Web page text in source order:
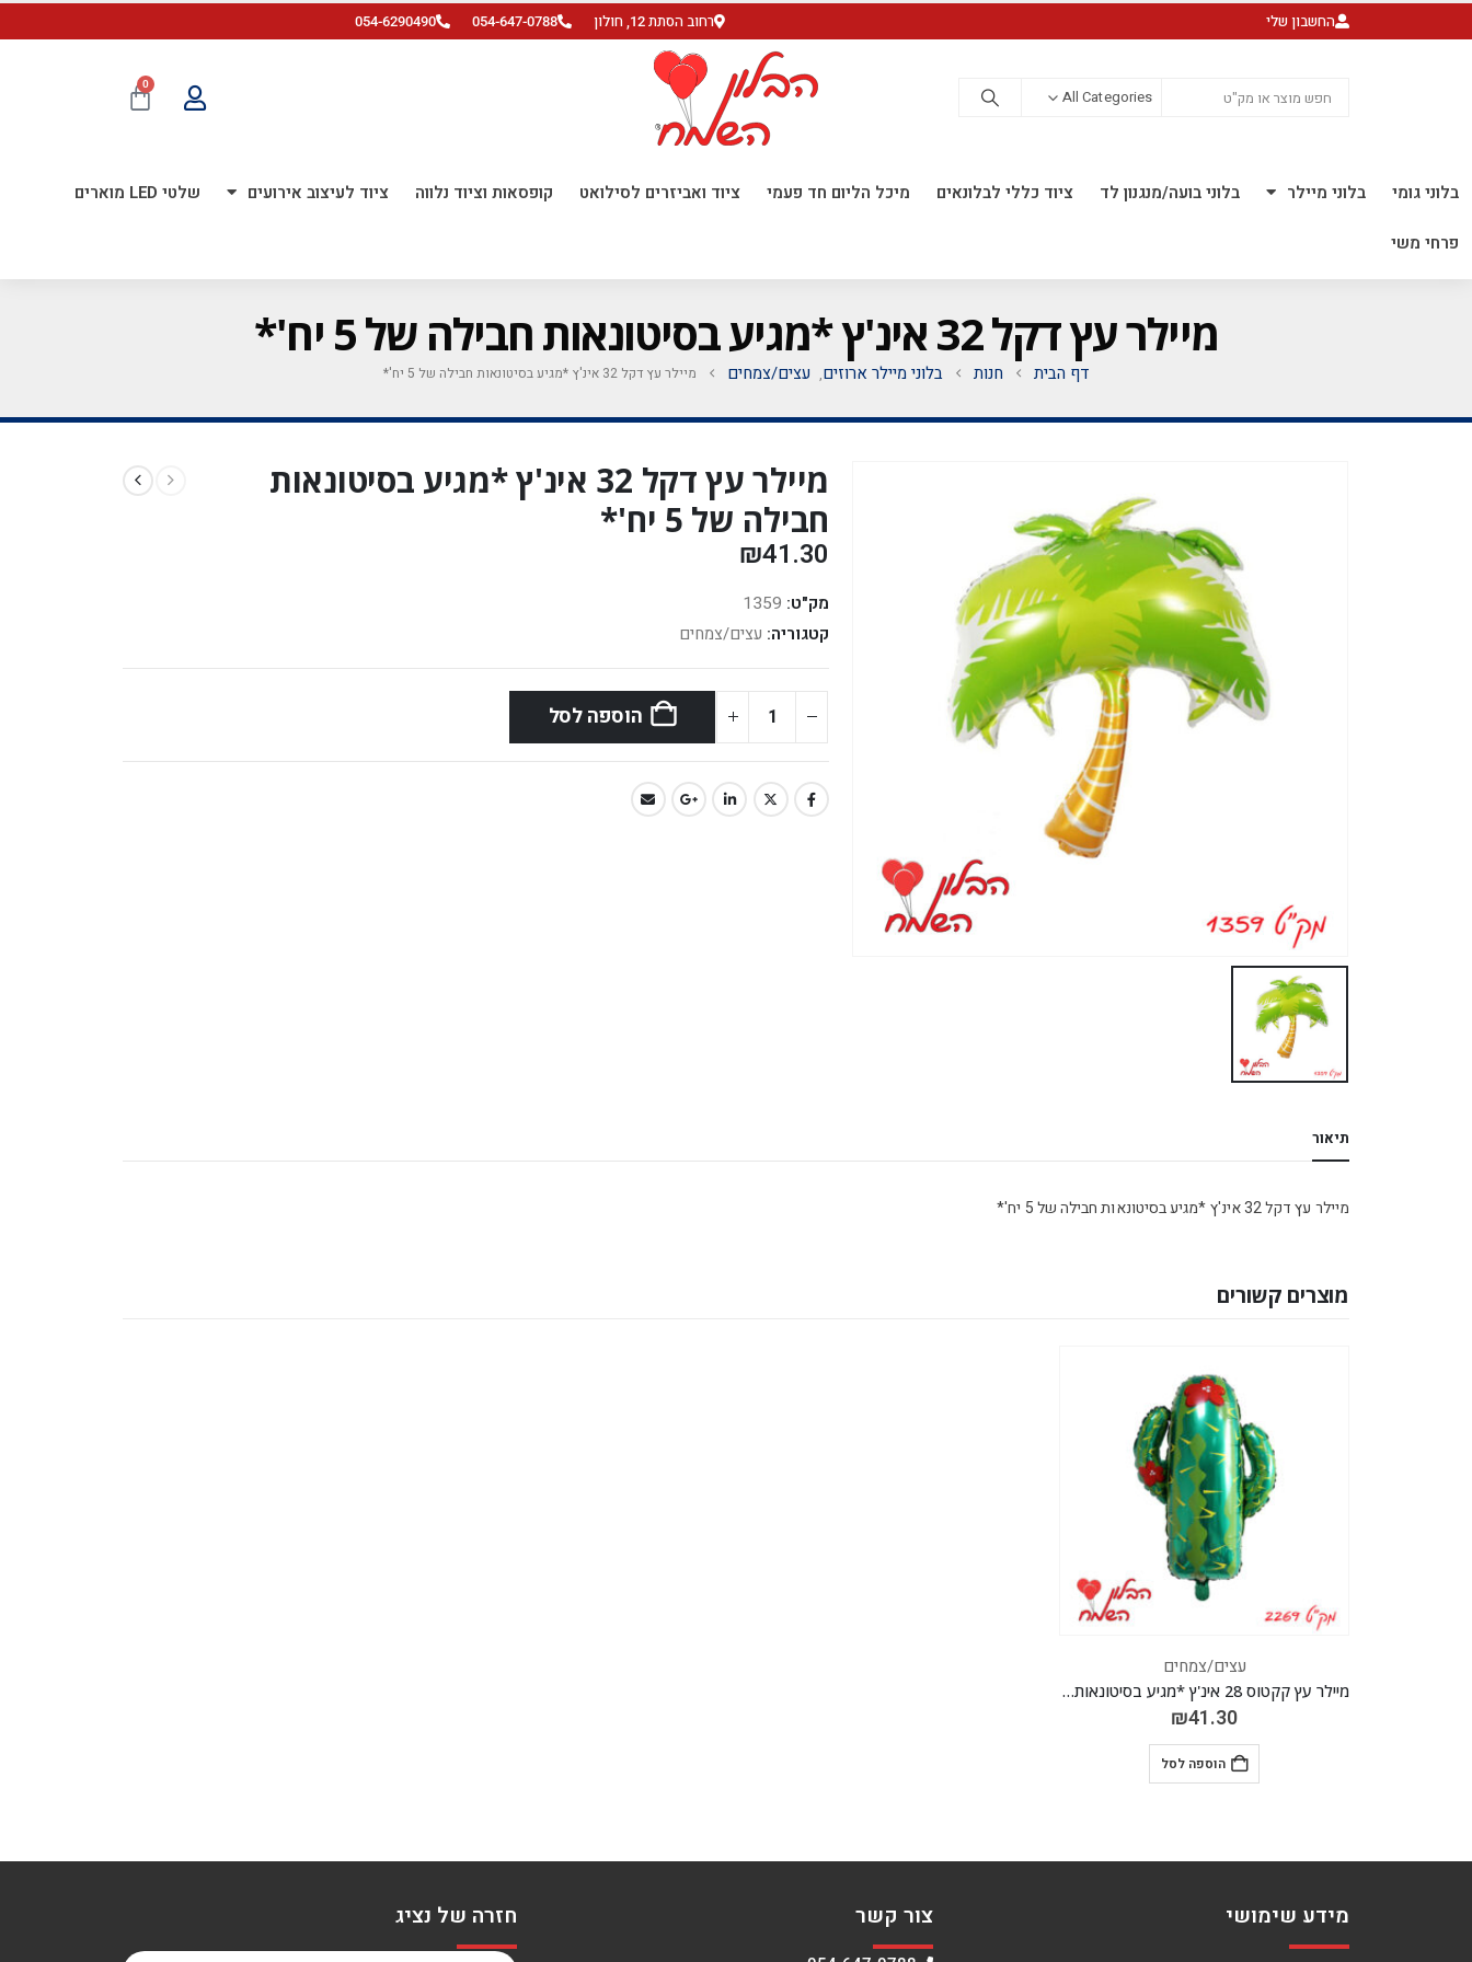
החשבון שלי רחוב הסתת 12, חולון 054-647-0788
054-6290490
All Categories
0
בלוני גומי בלוני מיילר בלוני בועה/מנגנון לד ציוד כללי לבלונאים מיכל הליום חד פעמי ציוד ואביזרים לסילואט קופסאות וציוד נלווה ציוד לעיצוב אירועים שלטי LED מוארים
פרחי משי
מיילר עץ דקל 32 אינ'ץ *מגיע בסיטונאות חבילה של 5 יח'*
דף הבית חנות בלוני מיילר ארוזים, עצים/צמחים מיילר עץ דקל 32 אינ'ץ *מגיע בסיטונאות חבילה של 5 יח'*
מיילר עץ דקל 32 אינ'ץ *מגיע בסיטונאות
חבילה של 5 יח'*
₪41.30
מק"ט: 1359
קטגוריה: עצים/צמחים
הוספה לסל
תיאור
מיילר עץ דקל 32 אינ'ץ *מגיע בסיטונאות חבילה של 5 יח'*
מוצרים קשורים
עצים/צמחים
מיילר עץ קקטוס 28 אינ'ץ *מגיע בסיטונאות חבילה של 5 יח'*
₪41.30
הוספה לסל
מידע שימושי צור קשר חזרה של נציג